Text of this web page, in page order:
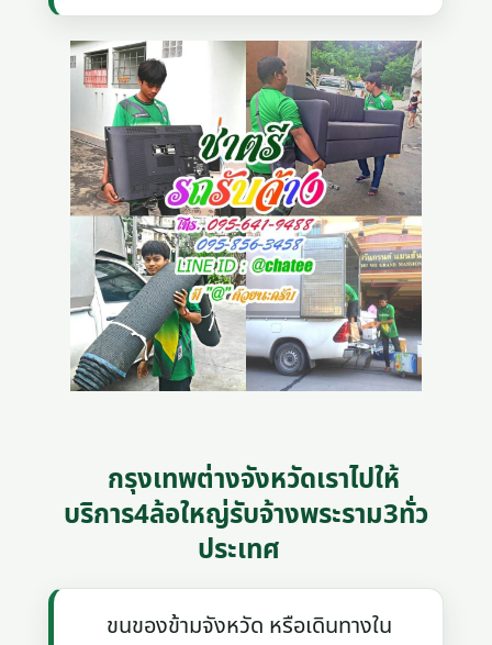
กรุงเทพต่างจังหวัดเราไปให้
บริการ4ล้อใหญ่รับจ้างพระราม3ทั่ว
ประเทศ
ขนของข้ามจังหวัด หรือเดินทางใน